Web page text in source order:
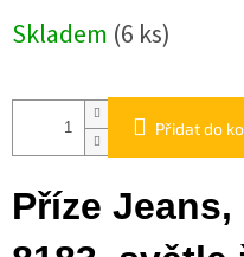
cena:
Skladem (6 ks)
Přidat do
Příze Jeans,